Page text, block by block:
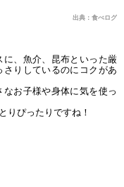
出典：食べログ
、魚介、昆布といった厳
りしているのにコクがあ
お子様や身体に気を使っ
りぴったりですね！